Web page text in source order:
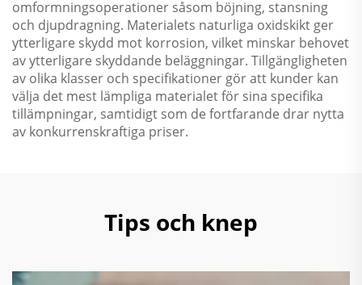
omformningsoperationer såsom böjning, stansning
och djupdragning. Materialets naturliga oxidskikt ger
ytterligare skydd mot korrosion, vilket minskar behovet
av ytterligare skyddande beläggningar. Tillgängligheten
av olika klasser och specifikationer gör att kunder kan
välja det mest lämpliga materialet för sina specifika
tillämpningar, samtidigt som de fortfarande drar nytta
av konkurrenskraftiga priser.
Tips och knep